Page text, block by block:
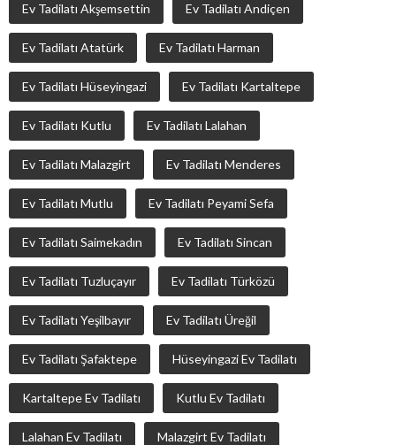
Ev Tadilatı Akşemsettin Ev Tadilatı Andiçen
Ev Tadilatı Atatürk Ev Tadilatı Harman
Ev Tadilatı Hüseyingazi Ev Tadilatı Kartaltepe
Ev Tadilatı Kutlu Ev Tadilatı Lalahan
Ev Tadilatı Malazgirt Ev Tadilatı Menderes
Ev Tadilatı Mutlu Ev Tadilatı Peyami Sefa
Ev Tadilatı Saimekadın Ev Tadilatı Sincan
Ev Tadilatı Tuzluçayır Ev Tadilatı Türközü
Ev Tadilatı Yeşilbayır Ev Tadilatı Üreğil
Ev Tadilatı Şafaktepe Hüseyingazi Ev Tadilatı
Kartaltepe Ev Tadilatı Kutlu Ev Tadilatı
Lalahan Ev Tadilatı Malazgirt Ev Tadilatı